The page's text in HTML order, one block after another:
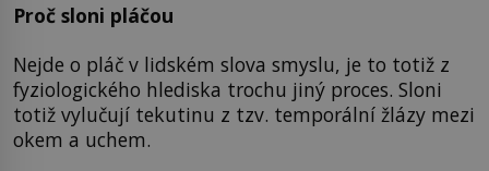
Proč sloni pláčou
Nejde o pláč v lidském slova smyslu, je to totiž z
fyziologického hlediska trochu jiný proces. Sloni
totiž vylučují tekutinu z tzv. temporální žlázy mezi
okem a uchem.